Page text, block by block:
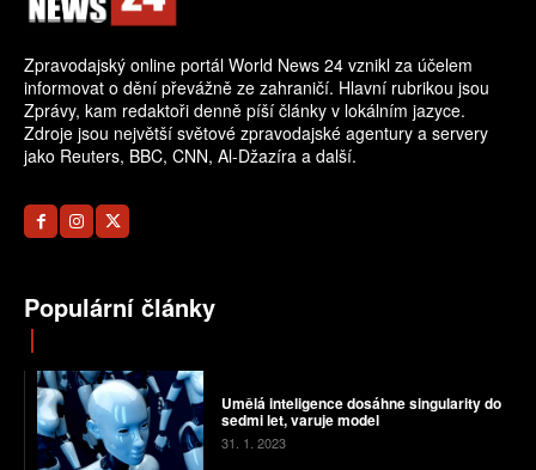
Zpravodajský online portál World News 24 vznikl za účelem
informovat o dění převážně ze zahraničí. Hlavní rubrikou jsou
Zprávy, kam redaktoři denně píší články v lokálním jazyce.
Zdroje jsou největší světové zpravodajské agentury a servery
jako Reuters, BBC, CNN, Al-Džazíra a další.
Populární články
Umělá inteligence dosáhne singularity do
sedmi let, varuje model
31. 1. 2023